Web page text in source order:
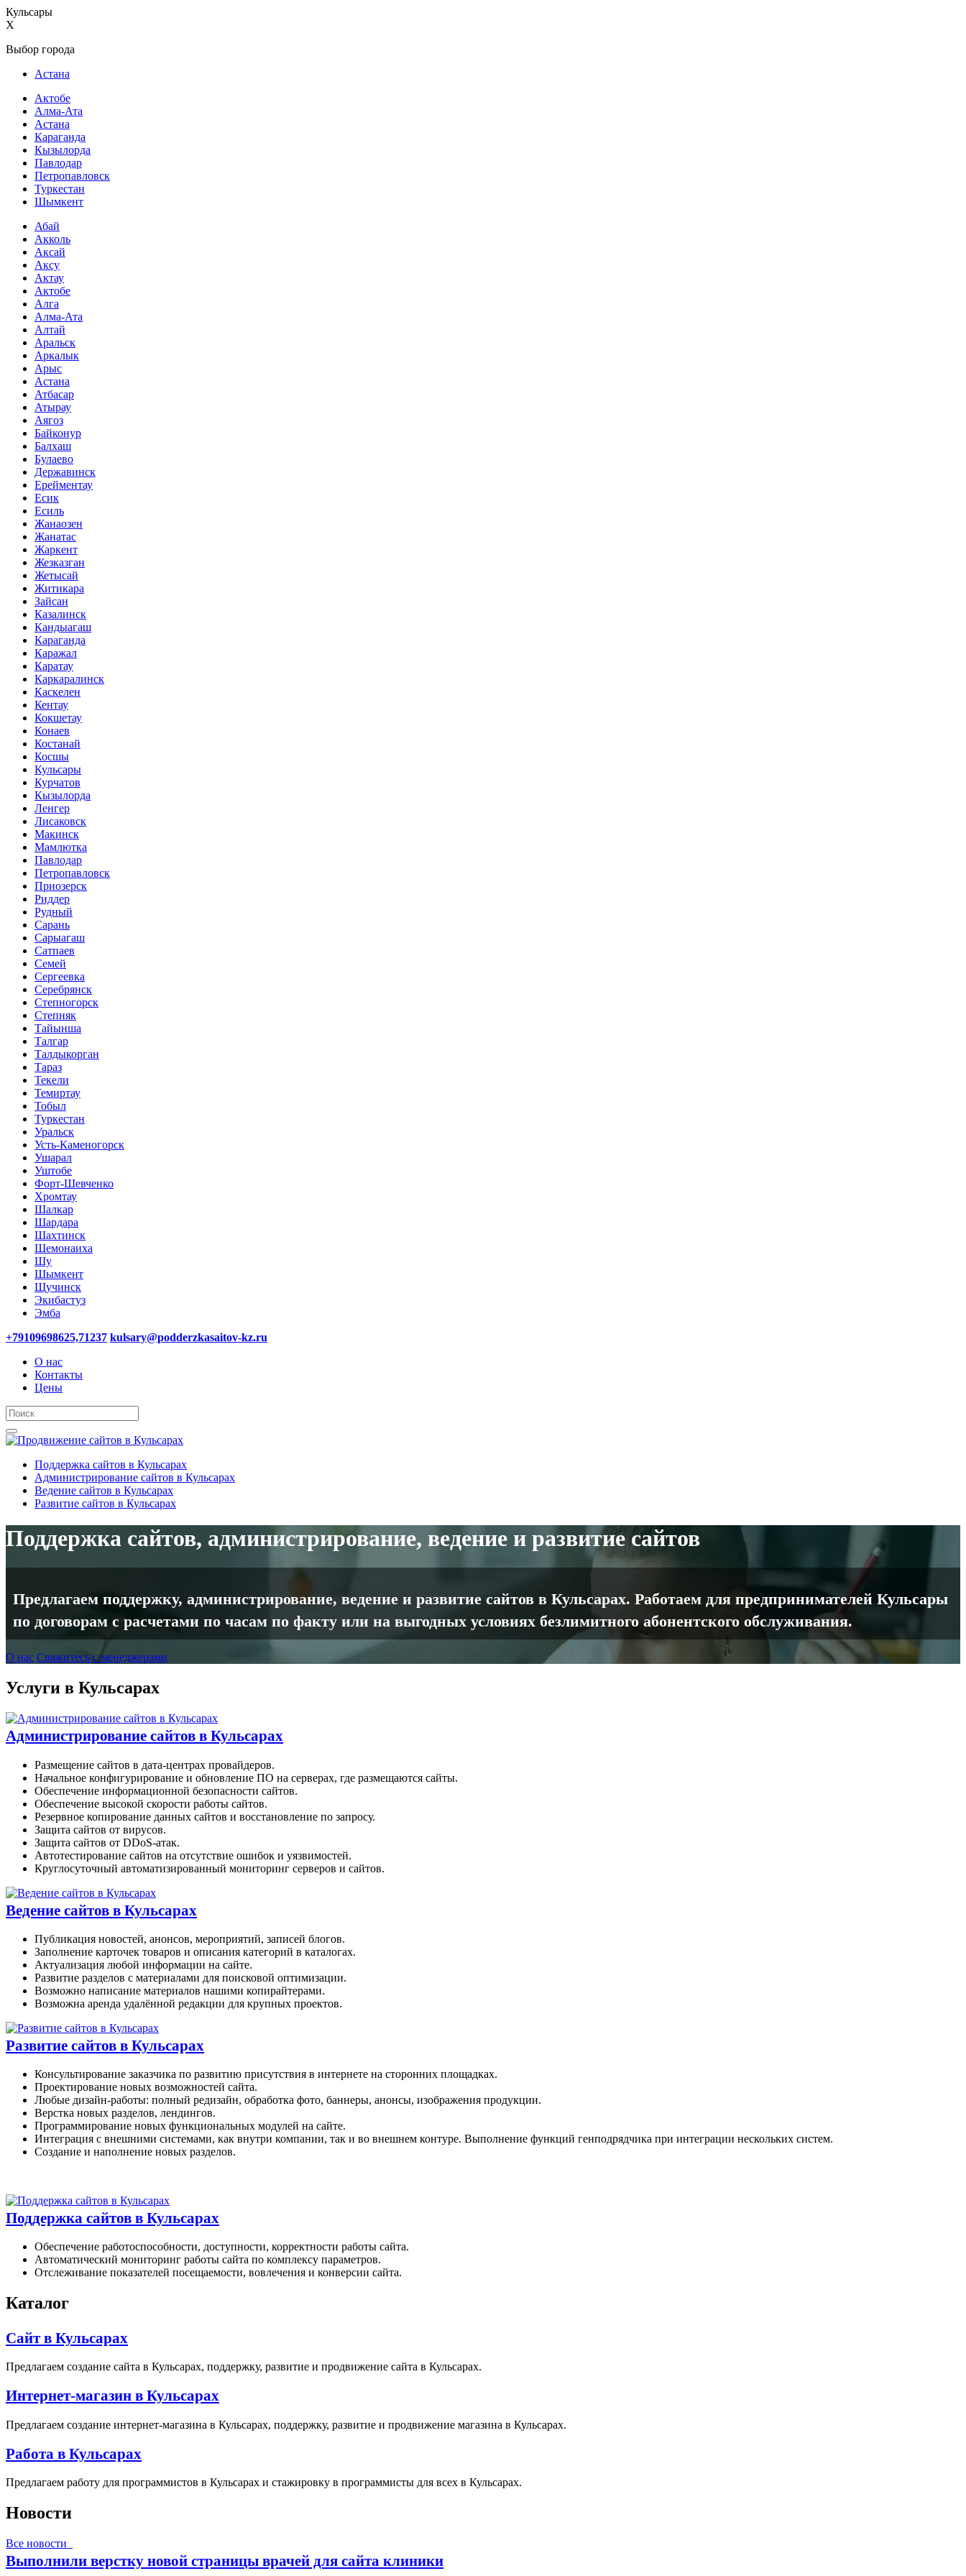
Кульсары
X
Выбор города
Астана
Актобе
Алма-Ата
Астана
Караганда
Кызылорда
Павлодар
Петропавловск
Туркестан
Шымкент
Абай
Акколь
Аксай
Аксу
Актау
Актобе
Алга
Алма-Ата
Алтай
Аральск
Аркалык
Арыс
Астана
Атбасар
Атырау
Аягоз
Байконур
Балхаш
Булаево
Державинск
Ерейментау
Есик
Есиль
Жанаозен
Жанатас
Жаркент
Жезказган
Жетысай
Житикара
Зайсан
Казалинск
Кандыагаш
Караганда
Каражал
Каратау
Каркаралинск
Каскелен
Кентау
Кокшетау
Конаев
Костанай
Косшы
Кульсары
Курчатов
Кызылорда
Ленгер
Лисаковск
Макинск
Мамлютка
Павлодар
Петропавловск
Приозерск
Риддер
Рудный
Сарань
Сарыагаш
Сатпаев
Семей
Сергеевка
Серебрянск
Степногорск
Степняк
Тайынша
Талгар
Талдыкорган
Тараз
Текели
Темиртау
Тобыл
Туркестан
Уральск
Усть-Каменогорск
Ушарал
Уштобе
Форт-Шевченко
Хромтау
Шалкар
Шардара
Шахтинск
Шемонаиха
Шу
Шымкент
Щучинск
Экибастуз
Эмба
+79109698625,71237 kulsary@podderzkasaitov-kz.ru
О нас
Контакты
Цены
Поддержка сайтов в Кульсарах
Администрирование сайтов в Кульсарах
Ведение сайтов в Кульсарах
Развитие сайтов в Кульсарах
Поддержка сайтов, администрирование, ведение и развитие сайтов
Предлагаем поддержку, администрирование, ведение и развитие сайтов в Кульсарах. Работаем для предпринимателей Кульсары
по договорам с расчетами по часам по факту или на выгодных условиях безлимитного абонентского обслуживания.
О нас Свяжитесь с менеджерами
Услуги в Кульсарах
Администрирование сайтов в Кульсарах
Размещение сайтов в дата-центрах провайдеров.
Начальное конфигурирование и обновление ПО на серверах, где размещаются сайты.
Обеспечение информационной безопасности сайтов.
Обеспечение высокой скорости работы сайтов.
Резервное копирование данных сайтов и восстановление по запросу.
Защита сайтов от вирусов.
Защита сайтов от DDoS-атак.
Автотестирование сайтов на отсутствие ошибок и уязвимостей.
Круглосуточный автоматизированный мониторинг серверов и сайтов.
Ведение сайтов в Кульсарах
Публикация новостей, анонсов, мероприятий, записей блогов.
Заполнение карточек товаров и описания категорий в каталогах.
Актуализация любой информации на сайте.
Развитие разделов с материалами для поисковой оптимизации.
Возможно написание материалов нашими копирайтерами.
Возможна аренда удалённой редакции для крупных проектов.
Развитие сайтов в Кульсарах
Консультирование заказчика по развитию присутствия в интернете на сторонних площадках.
Проектирование новых возможностей сайта.
Любые дизайн-работы: полный редизайн, обработка фото, баннеры, анонсы, изображения продукции.
Верстка новых разделов, лендингов.
Программирование новых функциональных модулей на сайте.
Интеграция с внешними системами, как внутри компании, так и во внешнем контуре. Выполнение функций генподрядчика при интеграции нескольких систем.
Создание и наполнение новых разделов.
Поддержка сайтов в Кульсарах
Обеспечение работоспособности, доступности, корректности работы сайта.
Автоматический мониторинг работы сайта по комплексу параметров.
Отслеживание показателей посещаемости, вовлечения и конверсии сайта.
Каталог
Сайт в Кульсарах
Предлагаем создание сайта в Кульсарах, поддержку, развитие и продвижение сайта в Кульсарах.
Интернет-магазин в Кульсарах
Предлагаем создание интернет-магазина в Кульсарах, поддержку, развитие и продвижение магазина в Кульсарах.
Работа в Кульсарах
Предлагаем работу для программистов в Кульсарах и стажировку в программисты для всех в Кульсарах.
Новости
Все новости
Выполнили верстку новой страницы врачей для сайта клиники